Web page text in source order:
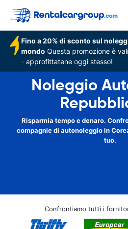
Fino a 20% di sconto sul
mondo Questa promozione è
- approfittatene oggi stesso!
Noleggio
Risparmia tempo e denaro.
compagnie di autonoleggio in
tuo.
Confrontiamo tutti i